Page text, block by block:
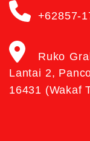
+62857-
Ruko
Lantai 2,
16431 (Wakaf